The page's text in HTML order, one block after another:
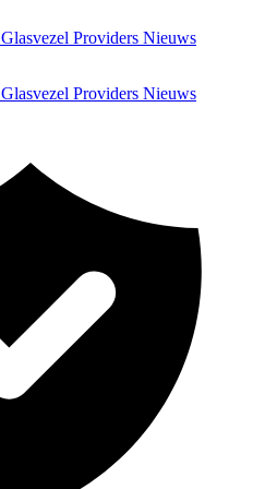
Glasvezel Providers Nieuws
Glasvezel Providers Nieuws